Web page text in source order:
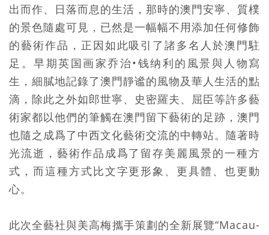
出而作、日落而息的生活，那時的澳門安寧、質樸
的景色隨處可見，已然是一幅幅不用添加任何修飾
的藝術作品，正因如此吸引了諸多名人於澳門駐
足。早期英国画家乔治•钱纳利的風景與人物寫
生，細膩地記錄了澳門靜谧的風物及華人生活的點
滴，除此之外如郎世寧、史密羅夫、屈臣等許多藝
術家都以他們的筆觸在澳門留下藝術的足跡，澳門
也隨之成爲了中西文化藝術交流的中轉站。隨著時
光流逝，藝術作品成爲了留存美麗風景的一種方
式，而這種方式比文字更形象、更具體、也更動
心。
此次全藝社與美高梅攜手策劃的全新展覽“Macau-